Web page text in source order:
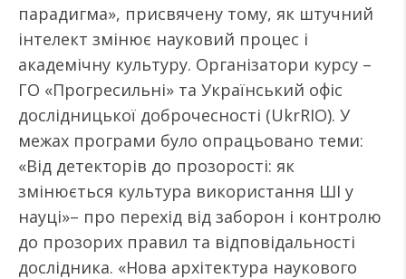
парадигма», присвячену тому, як штучний
інтелект змінює науковий процес і
академічну культуру. Організатори курсу –
ГО «Прогресильні» та Український офіс
дослідницької доброчесності (UkrRIO). У
межах програми було опрацьовано теми:
«Від детекторів до прозорості: як
змінюється культура використання ШІ у
науці»– про перехід від заборон і контролю
до прозорих правил та відповідальності
дослідника. «Нова архітектура наукового